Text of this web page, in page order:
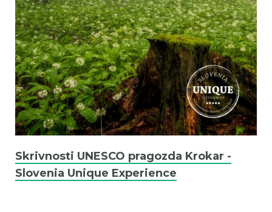
Skrivnosti UNESCO pragozda Krokar -
Slovenia Unique Experience